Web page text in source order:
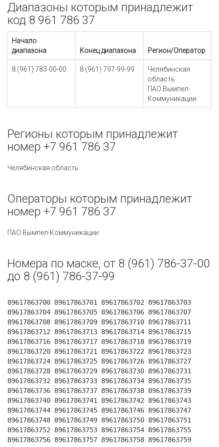
Диапазоны которым принадлежит
код 8 961 786 37
Начало
диапазона
Конец диапазона Регион/Оператор
8 (961) 783-00-00 8 (961) 797-99-99
Челябинская
область
ПАО Вымпел-
Коммуникации
Регионы которым принадлежит
номер +7 961 786 37
Челябинская область
Операторы которым принадлежит
номер +7 961 786 37
ПАО Вымпел-Коммуникации
Номера по маске, от 8 (961) 786-37-00
до 8 (961) 786-37-99
89617863700 89617863701 89617863702 89617863703
89617863704 89617863705 89617863706 89617863707
89617863708 89617863709 89617863710 89617863711
89617863712 89617863713 89617863714 89617863715
89617863716 89617863717 89617863718 89617863719
89617863720 89617863721 89617863722 89617863723
89617863724 89617863725 89617863726 89617863727
89617863728 89617863729 89617863730 89617863731
89617863732 89617863733 89617863734 89617863735
89617863736 89617863737 89617863738 89617863739
89617863740 89617863741 89617863742 89617863743
89617863744 89617863745 89617863746 89617863747
89617863748 89617863749 89617863750 89617863751
89617863752 89617863753 89617863754 89617863755
89617863756 89617863757 89617863758 89617863759